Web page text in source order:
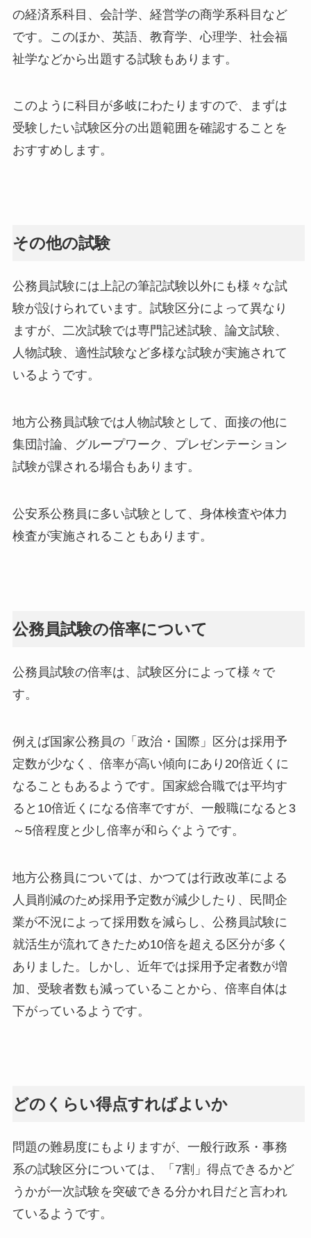
の経済系科目、会計学、経営学の商学系科目など
です。このほか、英語、教育学、心理学、社会福
祉学などから出題する試験もあります。
このように科目が多岐にわたりますので、まずは
受験したい試験区分の出題範囲を確認することを
おすすめします。
その他の試験
公務員試験には上記の筆記試験以外にも様々な試
験が設けられています。試験区分によって異なり
ますが、二次試験では専門記述試験、論文試験、
人物試験、適性試験など多様な試験が実施されて
いるようです。
地方公務員試験では人物試験として、面接の他に
集団討論、グループワーク、プレゼンテーション
試験が課される場合もあります。
公安系公務員に多い試験として、身体検査や体力
検査が実施されることもあります。
公務員試験の倍率について
公務員試験の倍率は、試験区分によって様々で
す。
例えば国家公務員の「政治・国際」区分は採用予
定数が少なく、倍率が高い傾向にあり20倍近くに
なることもあるようです。国家総合職では平均す
ると10倍近くになる倍率ですが、一般職になると3
～5倍程度と少し倍率が和らぐようです。
地方公務員については、かつては行政改革による
人員削減のため採用予定数が減少したり、民間企
業が不況によって採用数を減らし、公務員試験に
就活生が流れてきたため10倍を超える区分が多く
ありました。しかし、近年では採用予定者数が増
加、受験者数も減っていることから、倍率自体は
下がっているようです。
どのくらい得点すればよいか
問題の難易度にもよりますが、一般行政系・事務
系の試験区分については、「7割」得点できるかど
うかが一次試験を突破できる分かれ目だと言われ
ているようです。